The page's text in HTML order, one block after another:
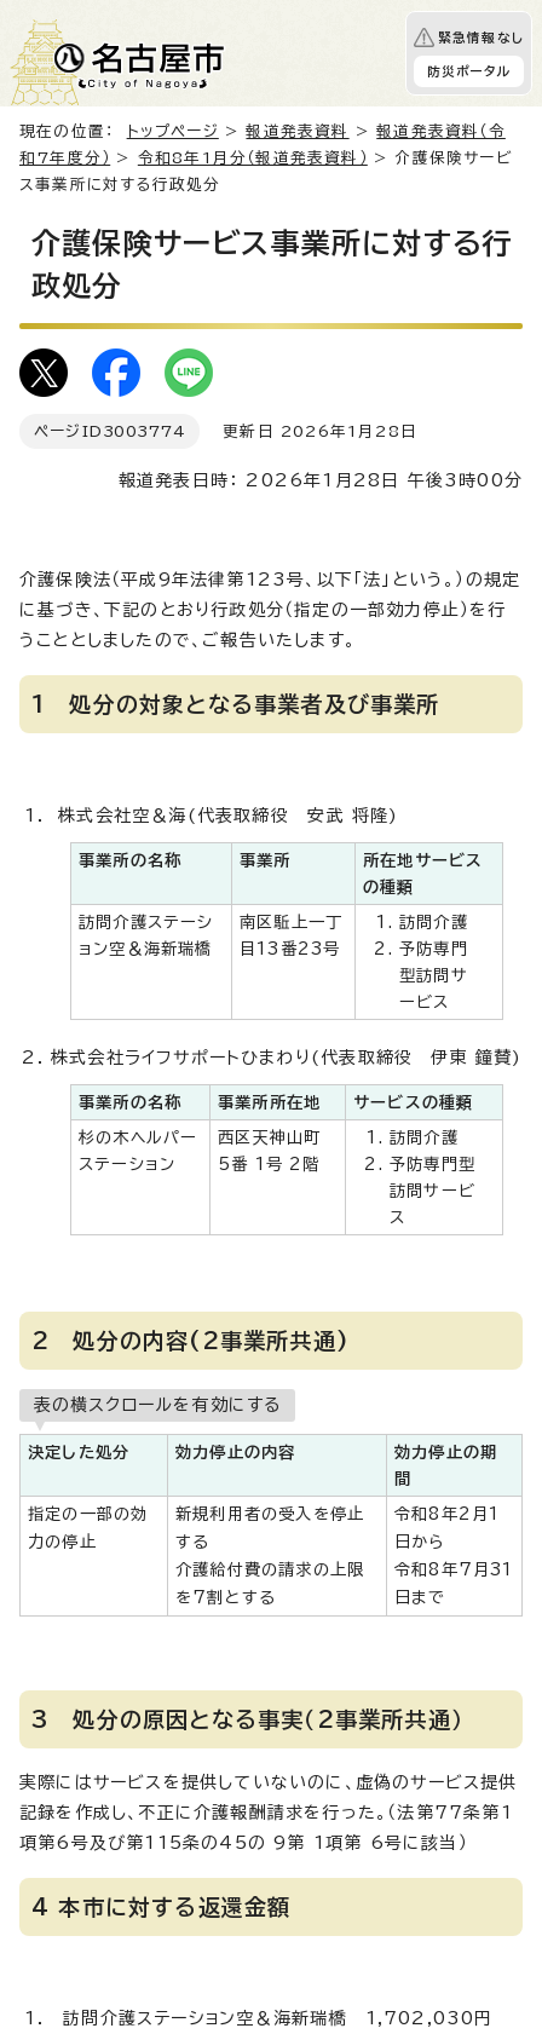
緊急情報なし
防災ポータル
現在の位置： トップページ >報道発表資料 >報道発表資料（令
和7年度分）
> 令和8年1月分（報道発表資料）
> 介護保険サービ
ス事業所に対する行政処分
介護保険サービス事業所に対する行
政処分
ページID 3003774 更新日 2026年1月28日
報道発表日時： 2026年1月28日 午後3時00分
介護保険法（平成9年法律第123号、以下「法」という。）の規定
に基づき、下記のとおり行政処分（指定の一部効力停止）を行
うこととしましたので、ご報告いたします。
1 処分の対象となる事業者及び事業所
株式会社空＆海(代表取締役 安武 将隆)
事業所の名称 事業所
所在地サービス
の種類
訪問介護ステーシ
ョン空＆海新瑞橋
南区駈上一丁
目13番23号
訪問介護
予防専門
型訪問サ
ービス
株式会社ライフサポートひまわり(代表取締役 伊東 鐘賛)
事業所の名称 事業所所在地 サービスの種類
杉の木ヘルパー
ステーション
西区天神山町
5番 1号 2階
訪問介護
予防専門型
訪問サービ
ス
2 処分の内容(2事業所共通)
表の横スクロールを有効にする
決定した処分 効力停止の内容
効力停止の期
間
指定の一部の効
力の停止
新規利用者の受入を停止
する
介護給付費の請求の上限
を7割とする
令和8年2月1
日から
令和8年7月31
日まで
3 処分の原因となる事実（2事業所共通）
実際にはサービスを提供していないのに、虚偽のサービス提供
記録を作成し、不正に介護報酬請求を行った。（法第77条第1
項第6号及び第115条の45の 9第 1項第 6号に該当）
4 本市に対する返還金額
訪問介護ステーション空＆海新瑞橋 1,702,030円